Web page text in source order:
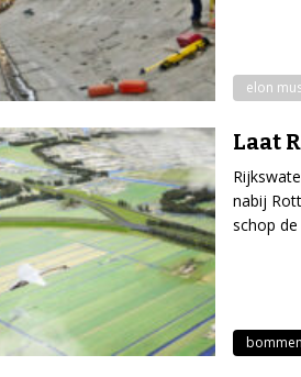
elon
Laat
nabij
schop
bommen